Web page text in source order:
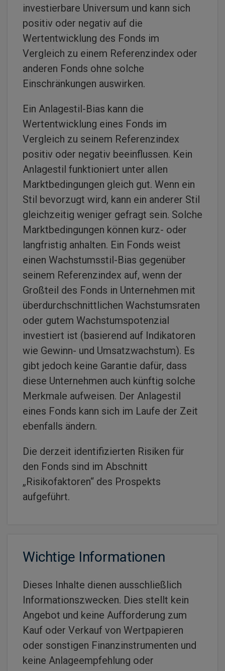
investierbare Universum und kann sich
positiv oder negativ auf die
Wertentwicklung des Fonds im
Vergleich zu einem Referenzindex oder
anderen Fonds ohne solche
Einschränkungen auswirken.
Ein Anlagestil-Bias kann die
Wertentwicklung eines Fonds im
Vergleich zu seinem Referenzindex
positiv oder negativ beeinflussen. Kein
Anlagestil funktioniert unter allen
Marktbedingungen gleich gut. Wenn ein
Stil bevorzugt wird, kann ein anderer Stil
gleichzeitig weniger gefragt sein. Solche
Marktbedingungen können kurz- oder
langfristig anhalten. Ein Fonds weist
einen Wachstumsstil-Bias gegenüber
seinem Referenzindex auf, wenn der
Großteil des Fonds in Unternehmen mit
überdurchschnittlichen Wachstumsraten
oder gutem Wachstumspotenzial
investiert ist (basierend auf Indikatoren
wie Gewinn- und Umsatzwachstum). Es
gibt jedoch keine Garantie dafür, dass
diese Unternehmen auch künftig solche
Merkmale aufweisen. Der Anlagestil
eines Fonds kann sich im Laufe der Zeit
ebenfalls ändern.
Die derzeit identifizierten Risiken für
den Fonds sind im Abschnitt
„Risikofaktoren“ des Prospekts
aufgeführt.
Wichtige Informationen
Dieses Inhalte dienen ausschließlich
Informationszwecken. Dies stellt kein
Angebot und keine Aufforderung zum
Kauf oder Verkauf von Wertpapieren
oder sonstigen Finanzinstrumenten und
keine Anlageempfehlung oder